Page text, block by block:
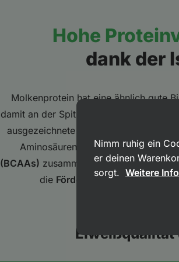
Hohe
dank der
Molkenprotein hat eine ähnlich gute
damit an der Spitze der Verfügbarkeit
ausgezeichnete Verdaulichkeit und
Aminosäuren - darunter mehr als
(BCAAs) zusammen mit Leucin. Diese
die Förderung des
Eiweißqualität
Nimm ruhig ein
er deinen
sorgt. Weitere